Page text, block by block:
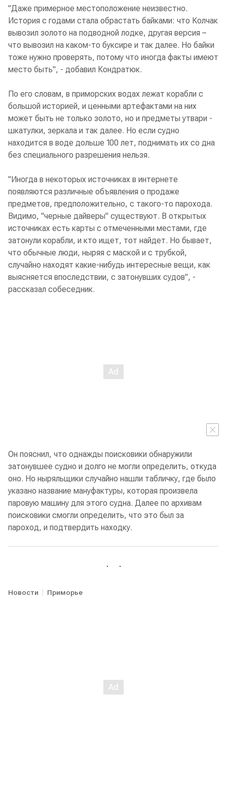
"Даже примерное местоположение неизвестно.
История с годами стала обрастать байками: что Колчак
вывозил золото на подводной лодке, другая версия –
что вывозил на каком-то буксире и так далее. Но байки
тоже нужно проверять, потому что иногда факты имеют
место быть", - добавил Кондратюк.
По его словам, в приморских водах лежат корабли с
большой историей, и ценными артефактами на них
может быть не только золото, но и предметы утвари -
шкатулки, зеркала и так далее. Но если судно
находится в воде дольше 100 лет, поднимать их со дна
без специального разрешения нельзя.
"Иногда в некоторых источниках в интернете
появляются различные объявления о продаже
предметов, предположительно, с такого-то парохода.
Видимо, "черные дайверы" существуют. В открытых
источниках есть карты с отмеченными местами, где
затонули корабли, и кто ищет, тот найдет. Но бывает,
что обычные люди, ныряя с маской и с трубкой,
случайно находят какие-нибудь интересные вещи, как
выясняется впоследствии, с затонувших судов", -
рассказал собеседник.
Он пояснил, что однажды поисковики обнаружили
затонувшее судно и долго не могли определить, откуда
оно. Но ныряльщики случайно нашли табличку, где было
указано название мануфактуры, которая произвела
паровую машину для этого судна. Далее по архивам
поисковики смогли определить, что это был за
пароход, и подтвердить находку.
Новости Приморье